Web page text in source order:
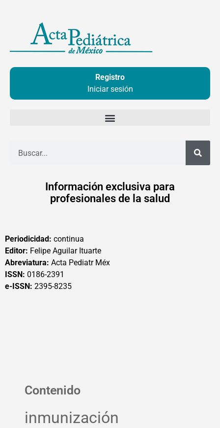
contenido
Registro
Iniciar sesión
Información exclusiva para
profesionales de la salud
Periodicidad: continua
Editor: Felipe Aguilar Ituarte
Abreviatura: Acta Pediatr Méx
ISSN: 0186-2391
e-ISSN: 2395-8235
Contenido
inmunización